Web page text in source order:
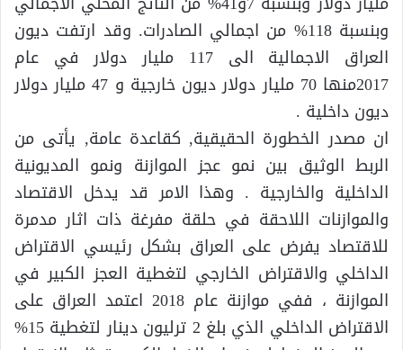
وبنسبة 118% من اجمالي الصادرات. وقد ارتفت ديون
العراق الاجمالية الى 117 مليار دولار في عام
2017منها 70 مليار دولار ديون خارجية و 47 مليار دولار
ديون داخلية .
ان مصدر الخطورة الحقيقية, كقاعدة عامة, يأتى من
الربط الوثيق بين نمو عجز الموازنة ونمو المديونية
الداخلية والخارجية . وهذا الامر قد يدخل الاقتصاد
والموازنات اللاحقة في حلقة مفرغة ذات اثار مدمرة
للاقتصاد يفرض على العراق بشكل رئيسي الاقتراض
الداخلي والاقتراض الخارجي لتغطية العجز الكبير في
الموازنة ، ففي موازنة عام 2018 اعتمد العراق على
الاقتراض الداخلي الذي بلغ 2 ترليون دينار لتغطية 15%